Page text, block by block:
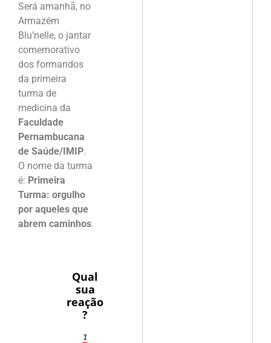
Será amanhã, no
Armazém
Blu’nelle, o jantar
comemorativo
dos formandos
da primeira
turma de
medicina da
Faculdade
Pernambucana
de Saúde/IMIP.
O nome da turma
é: Primeira
Turma: orgulho
por aqueles que
abrem caminhos.
Qual
sua
reação
?
1
7